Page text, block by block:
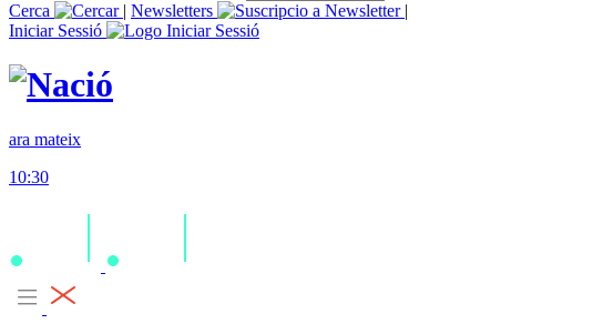
Cerca
| Newsletters
|
Iniciar Sessió
ara mateix
10:30